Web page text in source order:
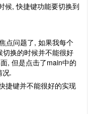
候, 快捷键功能要切换到
点问题了, 如果我每个
换的时候并不能很好
, 但是点击了main中的
况.
捷键并不能很好的实现